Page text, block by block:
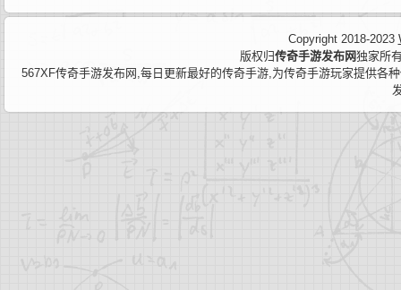
Copyright 2018-2023
版权归传奇手游发布网独家所
567XF传奇手游发布网,每日更新最好的传奇手游,为传奇手游玩家提供各